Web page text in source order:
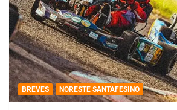
BREVES NORESTE SANTAFESINO